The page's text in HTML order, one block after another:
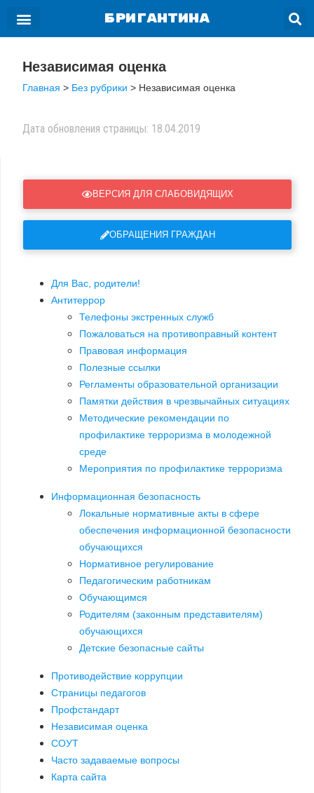
БРИГАНТИНА
Независимая оценка
Главная > Без рубрики > Независимая оценка
Дата обновления страницы: 18.04.2019
ВЕРСИЯ ДЛЯ СЛАБОВИДЯЩИХ
ОБРАЩЕНИЯ ГРАЖДАН
Для Вас, родители!
Антитеррор
Телефоны экстренных служб
Пожаловаться на противоправный контент
Правовая информация
Полезные ссылки
Регламенты образовательной организации
Памятки действия в чрезвычайных ситуациях
Методические рекомендации по
профилактике терроризма в молодежной
среде
Мероприятия по профилактике терроризма
Информационная безопасность
Локальные нормативные акты в сфере
обеспечения информационной безопасности
обучающихся
Нормативное регулирование
Педагогическим работникам
Обучающимся
Родителям (законным представителям)
обучающихся
Детские безопасные сайты
Противодействие коррупции
Страницы педагогов
Профстандарт
Независимая оценка
СОУТ
Часто задаваемые вопросы
Карта сайта